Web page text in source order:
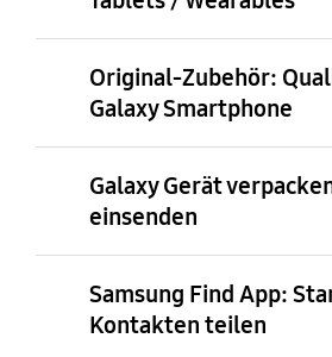
Original-Zubehör:
Galaxy Smartphone
Galaxy Gerät
einsenden
Samsung Find App:
Kontakten teilen